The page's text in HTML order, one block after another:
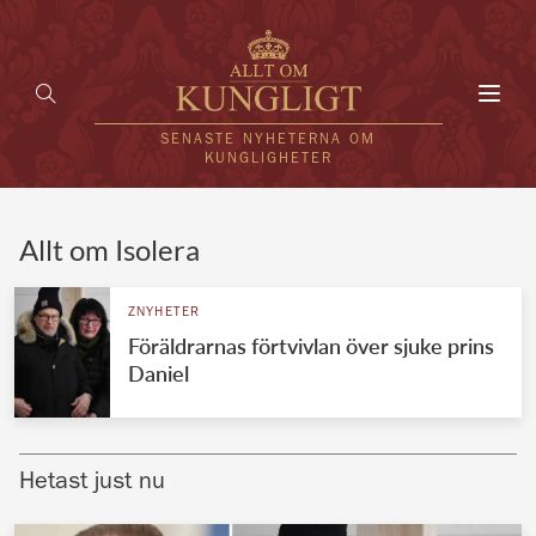
SENASTE NYHETERNA OM
KUNGLIGHETER
UTLÄNDSKT
VÄRLDENS KUNGAHUS
Brittiska kungahuset
Allt om Isolera
ZNYHETER
Föräldrarnas förtvivlan över sjuke prins
Daniel
Hetast just nu